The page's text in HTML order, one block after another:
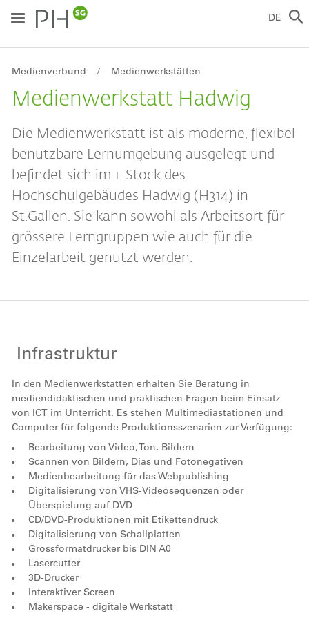
zum
Inhalt
DE
Breadcrumb
Medienverbund Medienwerkstätten
Medienwerkstatt Hadwig
Die Medienwerkstatt ist als moderne, flexibel
benutzbare Lernumgebung ausgelegt und
befindet sich im 1. Stock des
Hochschulgebäudes Hadwig (H314) in
St.Gallen. Sie kann sowohl als Arbeitsort für
grössere Lerngruppen wie auch für die
Einzelarbeit genutzt werden.
Infrastruktur
In den Medienwerkstätten erhalten Sie Beratung in
mediendidaktischen und praktischen Fragen beim Einsatz
von ICT im Unterricht. Es stehen Multimediastationen und
Computer für folgende Produktionsszenarien zur Verfügung:
Bearbeitung von Video, Ton, Bildern
Scannen von Bildern, Dias und Fotonegativen
Medienbearbeitung für das Webpublishing
Digitalisierung von VHS-Videosequenzen oder
Überspielung auf DVD
CD/DVD-Produktionen mit Etikettendruck
Digitalisierung von Schallplatten
Grossformatdrucker bis DIN A0
Lasercutter
3D-Drucker
Interaktiver Screen
Makerspace - digitale Werkstatt